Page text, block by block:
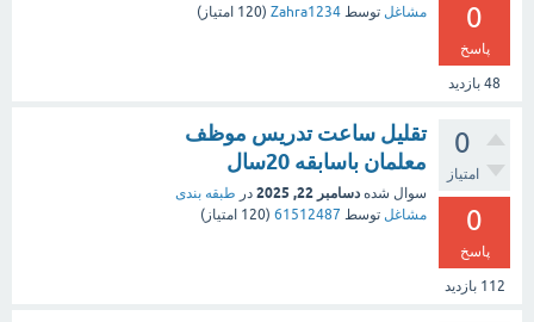
0
پاسخ
48 بازدید
مشاغل توسط Zahra1234
(
120 امتیاز)
0
امتیاز
0
پاسخ
112 بازدید
تقلیل ساعت تدریس موظف
معلمان باسابقه 20سال
سوال شده دسامبر 22, 2025 در طبقه بندی
مشاغل توسط 61512487
(
120 امتیاز)